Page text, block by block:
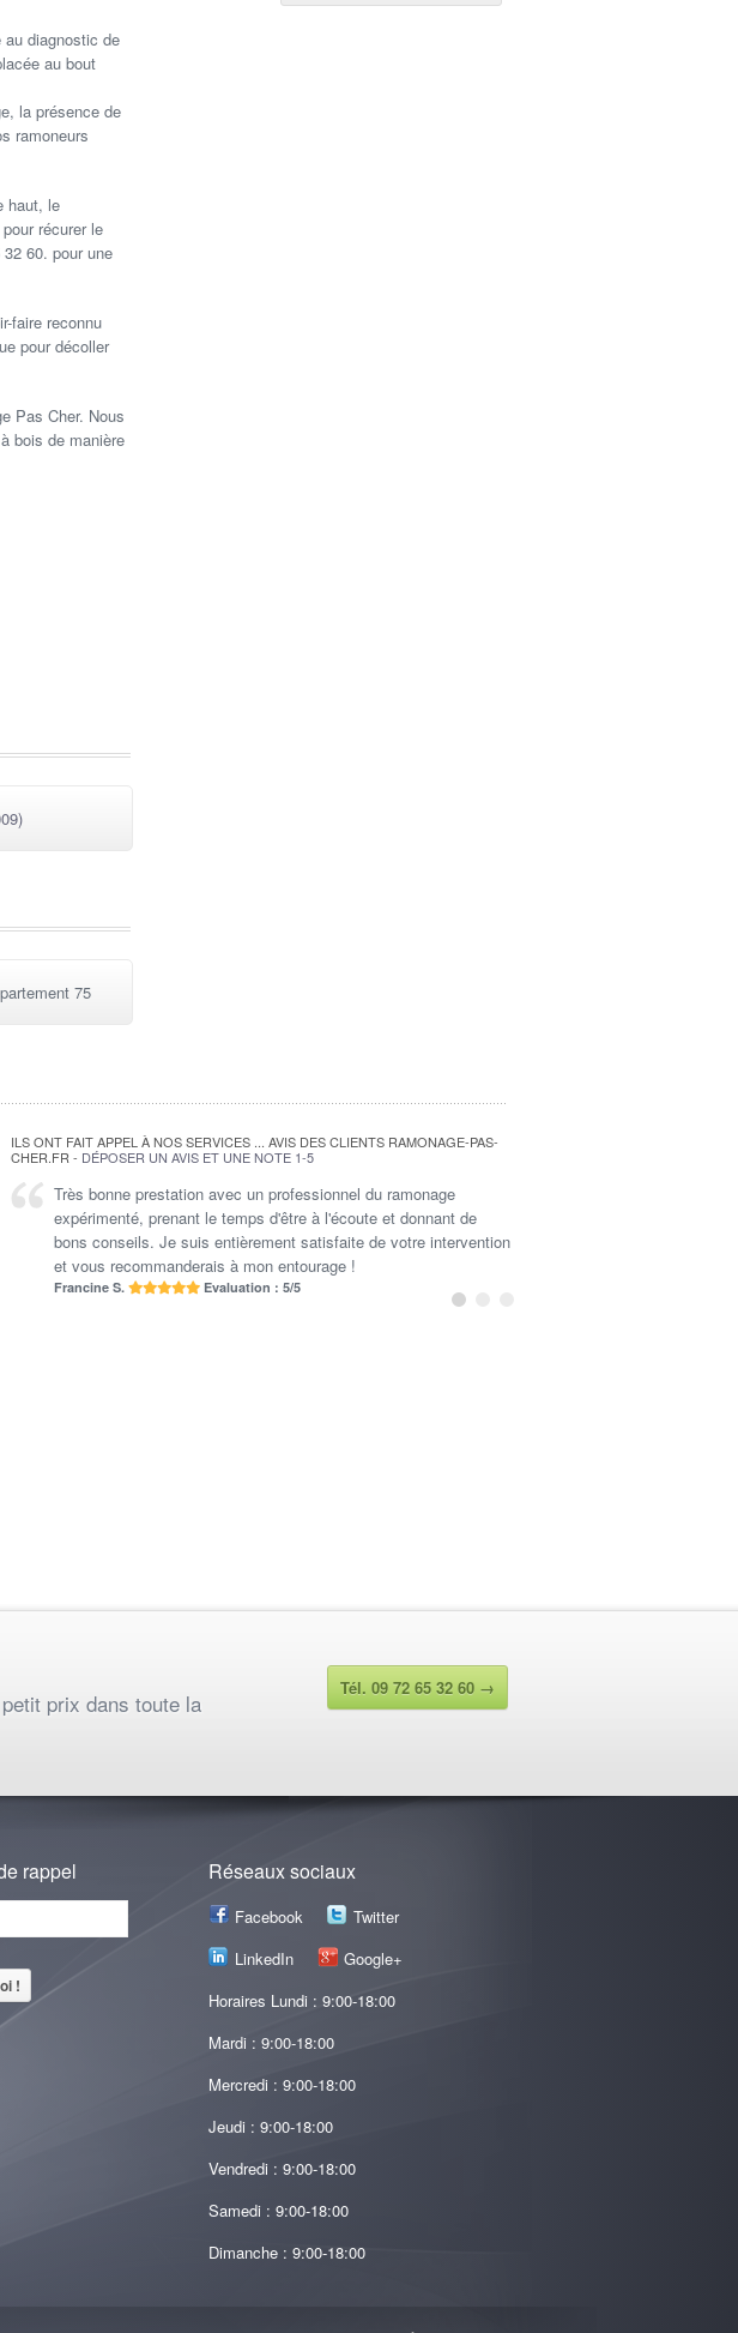
au diagnostic de
au bout
la présence de
ramoneurs
haut, le
récurer le
60. pour une
faire reconnu
pour décoller
Pas Cher. Nous
bois de manière
75
ILS ONT FAIT APPEL À NOS SERVICES ... AVIS DES CLIENTS RAMONAGE-PAS-
CHER.FR - DÉPOSER UN AVIS ET UNE NOTE 1-5
Très bonne prestation avec un professionnel du ramonage
expérimenté, prenant le temps d'être à l'écoute et donnant de
bons conseils. Je suis entièrement satisfaite de votre intervention
et vous recommanderais à mon entourage !
Francine S. Evaluation : 5/5
Ponctualité, propreté, efficacité, le tout pour un prix très attractif.
Bravo et merci à toute l'équipe !
Gaétan L. Evaluation : 5/5
prix dans toute la
Tél. 09 72 65 32 60 →
rappel Réseaux sociaux
Facebook
Twitter
LinkedIn
Google+
Horaires Lundi : 9:00-18:00
Mardi : 9:00-18:00
Mercredi : 9:00-18:00
Jeudi : 9:00-18:00
Vendredi : 9:00-18:00
Samedi : 9:00-18:00
Dimanche : 9:00-18:00